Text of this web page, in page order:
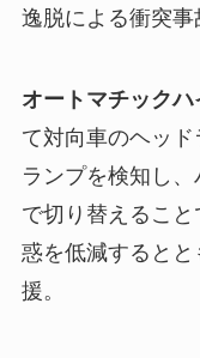
逸脱による衝突事
オートマチックハ
て対向車のヘッ
ランプを検知し
で切り替えるこ
惑を低減すると
援。